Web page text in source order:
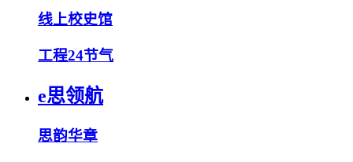
线上校史馆
工程24节气
e思领航
思韵华章